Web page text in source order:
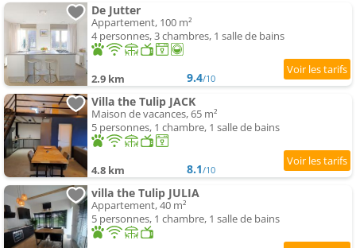
De Jutter
Appartement, 100 m²
4 personnes, 3 chambres, 1 salle de bains
2.9 km 9.4/10
Villa the Tulip JACK
Maison de vacances, 65 m²
5 personnes, 1 chambre, 1 salle de bains
4.8 km 8.1/10
villa the Tulip JULIA
Appartement, 40 m²
5 personnes, 1 chambre, 1 salle de bains